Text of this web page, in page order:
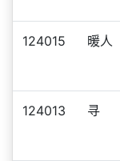
124015 暖人
124013 寻